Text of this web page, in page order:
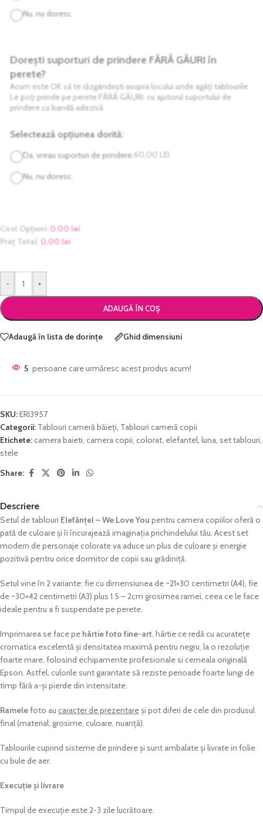
Nu, nu doresc.
Dorești suporturi de prindere FĂRĂ GĂURI în
perete?
Acum este OK să te răzgândești asupra locului unde agăți tablourile.
Le poți prinde pe perete FĂRĂ GĂURI, cu ajutorul suportului de
prindere cu bandă adezivă.
Selectează opțiunea dorită:
Da, vreau suporturi de prindere.60,00 LEI
Nu, nu doresc.
Cost Opțiuni: 0,00lei
Preț Total: 0,00lei
- +
ADAUGĂ ÎN COȘ
Adaugă în lista de dorințe Ghid dimensiuni
5 persoane care urmăresc acest produs acum!
SKU:ERI3957
Categorii: Tablouri cameră băieți Tablouri cameră copii
Etichete:camera baieti camera copii colorat elefantel luna set tablouri
stele
Share:
Descriere
Setul de tablouri Elefănțel – We Love You pentru camera copiilor oferă o
pată de culoare și îi încurajează imaginația prichindelului tău. Acest set
modern de personaje colorate va aduce un plus de culoare și energie
pozitivă pentru orice dormitor de copii sau grădiniță.
Setul vine în 2 variante: fie cu dimensiunea de ~21×30 centimetri (A4), fie
de ~30×42 centimetri (A3) plus 1.5 – 2cm grosimea ramei, ceea ce le face
ideale pentru a fi suspendate pe perete.
Imprimarea se face pe hârtie foto fine-art , hârtie ce redă cu acuratețe
cromatica excelentă și densitatea maximă pentru negru, la o rezoluție
foarte mare, folosind echipamente profesionale si cerneala originală
Epson. Astfel, culorile sunt garantate să reziste perioade foarte lungi de
timp fără a-și pierde din intensitate.
Ramelefoto au caracter de prezentareși pot diferi de cele din produsul
final (material, grosime, culoare, nuanță).
Tablourile cuprind sisteme de prindere și sunt ambalate și livrate in folie
cu bule de aer.
Execuție și livrare
Timpul de execuție este 2-3 zile lucrătoare.